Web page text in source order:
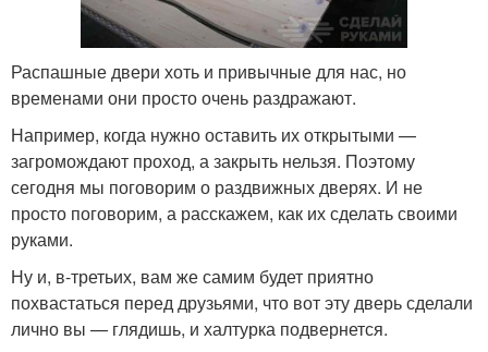
Распашные двери хоть и привычные для нас, но
временами они просто очень раздражают.
Например, когда нужно оставить их открытыми —
загромождают проход, а закрыть нельзя. Поэтому
сегодня мы поговорим о раздвижных дверях. И не
просто поговорим, а расскажем, как их сделать своими
руками.
Ну и, в-третьих, вам же самим будет приятно
похвастаться перед друзьями, что вот эту дверь сделали
лично вы — глядишь, и халтурка подвернется.